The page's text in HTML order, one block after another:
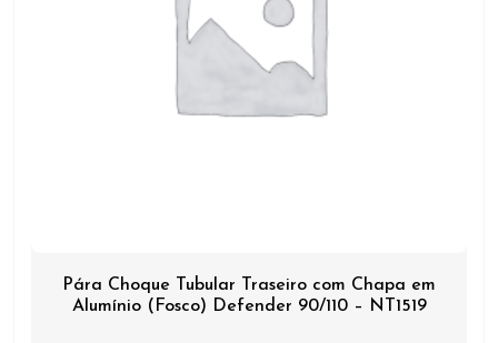
Pára Choque Tubular Traseiro com Chapa em
Alumínio (Fosco) Defender 90/110 – NT1519